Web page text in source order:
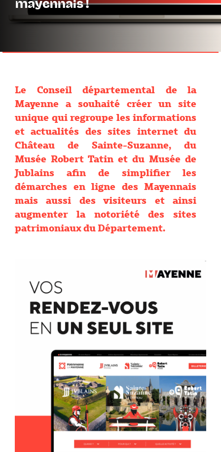
mayennais !
Le Conseil départemental de la
Mayenne a souhaité créer un site
unique qui regroupe les informations
et actualités des sites internet du
Château de Sainte-Suzanne, du
Musée Robert Tatin et du Musée de
Jublains afin de simplifier les
démarches en ligne des Mayennais
mais aussi des visiteurs et ainsi
augmenter la notoriété des sites
patrimoniaux du Département.